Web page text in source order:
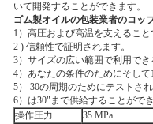
いて開発することができます。
ゴム製オイルの包装業者のコッ
1）高圧および高温を支えること
2 ) 信頼性で証明されます。
3）サイズの広い範囲で利用でき
4）あなたの条件のためにそして
5） 30の周期のためにテストされ
6）は30"まで供給することがで
操作圧力
35 MPa